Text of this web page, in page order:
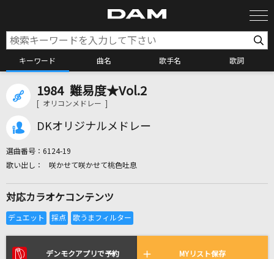
キーワード 曲名 歌手名 歌詞
カラオケ検索
全国りれき
リアルタイムで歌われている曲の一覧
1984 難易度★Vol.2
[ オリコンメドレー ]
DKオリジナルメドレー
選曲番号： 6124-19
咲かせて咲かせて桃色吐息
対応カラオケコンテンツ
デンモクアプリで予約 MYリスト保存